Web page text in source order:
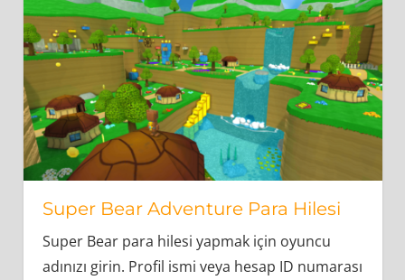
Super Bear Adventure Para Hilesi
Super Bear para hilesi yapmak için oyuncu
adınızı girin. Profil ismi veya hesap ID numarası